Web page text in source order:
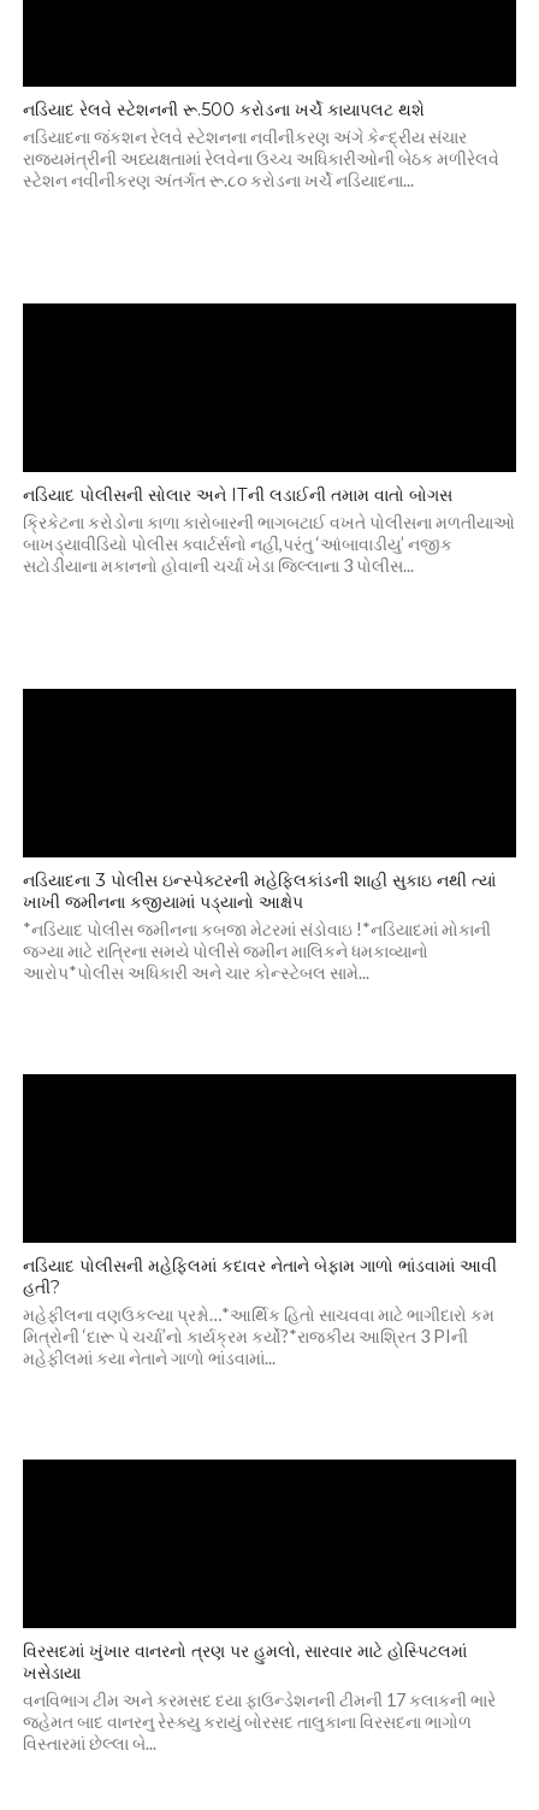
નડિયાદ રેલવે સ્ટેશનની રૂ.500 કરોડના ખર્ચે કાયાપલટ થશે
નડિયાદના જંકશન રેલવે સ્ટેશનના નવીનીકરણ અંગે કેન્દ્રીય સંચાર
રાજયમંત્રીની અધ્યક્ષતામાં રેલવેના ઉચ્ચ અધિકારીઓની બેઠક મળીરેલવે
સ્ટેશન નવીનીકરણ અંતર્ગત રૂ.૮૦ કરોડના ખર્ચે નડિયાદના...
નડિયાદ પોલીસની સોલાર અને ITની લડાઈની તમામ વાતો બોગસ
ક્રિકેટના કરોડોના કાળા કારોબારની ભાગબટાઈ વખતે પોલીસના મળતીયાઓ
બાખડ્યાવીડિયો પોલીસ ક્વાર્ટર્સનો નહીં,પરંતુ ‘આંબાવાડીયુ’ નજીક
સટોડીયાના મકાનનો હોવાની ચર્ચા ખેડા જિલ્લાના 3 પોલીસ...
નડિયાદના 3 પોલીસ ઇન્સ્પેક્ટરની મહેફિલકાંડની શાહી સુકાઇ નથી ત્યાં
ખાખી જમીનના કજીયામાં પડ્યાનો આક્ષેપ
*નડિયાદ પોલીસ જમીનના કબજા મેટરમાં સંડોવાઇ !*નડિયાદમાં મોકાની
જગ્યા માટે રાત્રિના સમયે પોલીસે જમીન માલિકને ધમકાવ્યાનો
આરોપ*પોલીસ અધિકારી અને ચાર કોન્સ્ટેબલ સામે...
નડિયાદ પોલીસની મહેફિલમાં કદાવર નેતાને બેફામ ગાળો ભાંડવામાં આવી
હતી?
મહેફીલના વણઉકલ્યા પ્રશ્નો…*આર્થિક હિતો સાચવવા માટે ભાગીદારો કમ
મિત્રોની ‘દારૂ પે ચર્ચા’નો કાર્યક્રમ કર્યો?*રાજકીય આશ્રિત 3 PIની
મહેફીલમાં કયા નેતાને ગાળો ભાંડવામાં...
વિરસદમાં ખુંખાર વાનરનો ત્રણ પર હુમલો, સારવાર માટે હોસ્પિટલમાં
ખસેડાયા
વનવિભાગ ટીમ અને કરમસદ દયા ફાઉન્ડેશનની ટીમની 17 કલાકની ભારે
જહેમત બાદ વાનરનુ રેસ્ક્યુ કરાયું બોરસદ તાલુકાના વિરસદના ભાગોળ
વિસ્તારમાં છેલ્લા બે...